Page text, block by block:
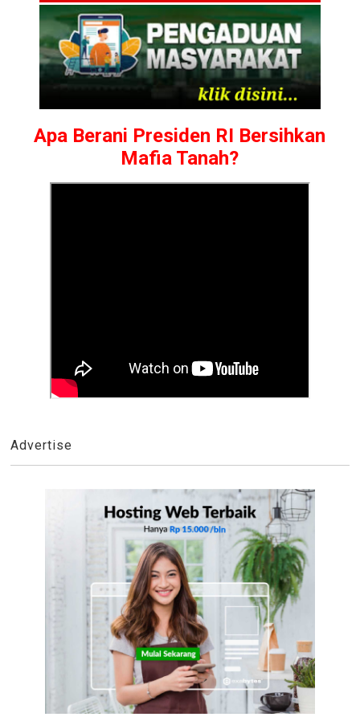
Apa Berani Presiden RI Bersihkan
Mafia Tanah?
Advertise